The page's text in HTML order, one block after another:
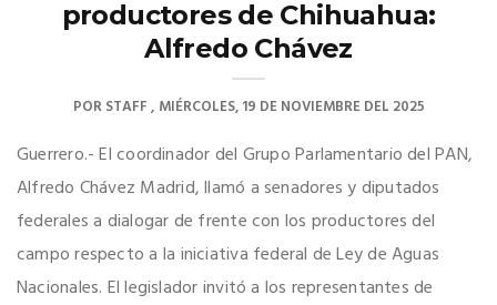
productores de Chihuahua:
Alfredo Chávez
PORSTAFF MIÉRCOLES, 19 DE NOVIEMBRE DEL 2025
Guerrero.- El coordinador del Grupo Parlamentario del PAN,
Alfredo Chávez Madrid, llamó a senadores y diputados
federales a dialogar de frente con los productores del
campo respecto a la iniciativa federal de Ley de Aguas
Nacionales. El legislador invitó a los representantes de